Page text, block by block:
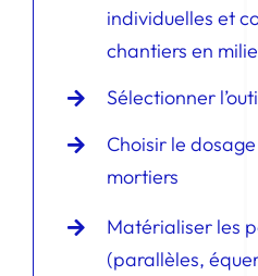
individuelles et
chantiers en
Sélectionner
Choisir le
mortiers
Matérialiser les
(parallèles,